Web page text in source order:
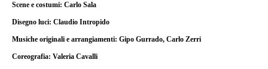
Scene e costumi: Carlo Sala
Disegno luci: Claudio Intropido
Musiche originali e arrangiamenti: Gipo Gurrado, Carlo Zerri
Coreografia: Valeria Cavalli